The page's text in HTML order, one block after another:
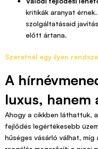
kritikák aranyat
szolgáltatásaid
előtt ártana.
Szeretnél egy ilyen
A
luxus, hanem
Ahogy a cikkben láthattuk,
fejlődés legértékesebb
hűséges vásárló válhat, míg